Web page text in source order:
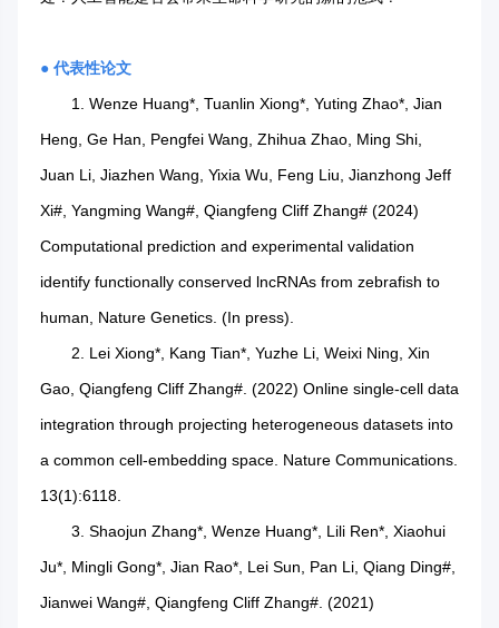
● 代表性论文
1. Wenze Huang*, Tuanlin Xiong*, Yuting Zhao*, Jian
Heng, Ge Han, Pengfei Wang, Zhihua Zhao, Ming Shi,
Juan Li, Jiazhen Wang, Yixia Wu, Feng Liu, Jianzhong Jeff
Xi#, Yangming Wang#, Qiangfeng Cliff Zhang# (2024)
Computational prediction and experimental validation
identify functionally conserved lncRNAs from zebrafish to
human, Nature Genetics. (In press).
2. Lei Xiong*, Kang Tian*, Yuzhe Li, Weixi Ning, Xin
Gao, Qiangfeng Cliff Zhang#. (2022) Online single-cell data
integration through projecting heterogeneous datasets into
a common cell-embedding space. Nature Communications.
13(1):6118.
3. Shaojun Zhang*, Wenze Huang*, Lili Ren*, Xiaohui
Ju*, Mingli Gong*, Jian Rao*, Lei Sun, Pan Li, Qiang Ding#,
Jianwei Wang#, Qiangfeng Cliff Zhang#. (2021)